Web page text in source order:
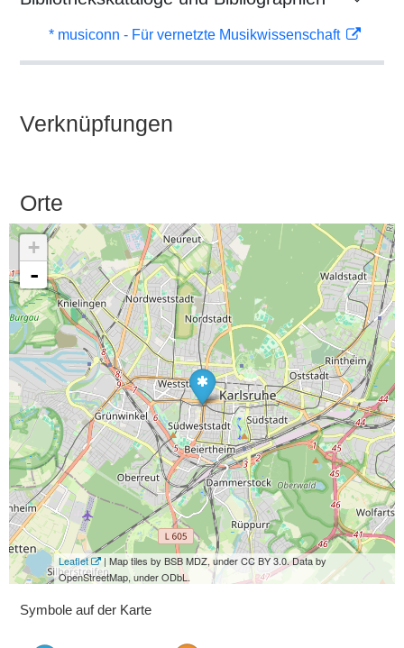
* musiconn - Für vernetzte Musikwissenschaft
Verknüpfungen
Orte
+
-
Leaflet
| Map tiles by BSB MDZ, under CC BY 3.0. Data by
OpenStreetMap, under ODbL.
Symbole auf der Karte